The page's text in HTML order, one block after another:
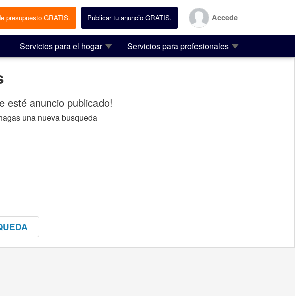
presupuesto GRATIS. Publicar tu anuncio GRATIS. Accede
Servicios para el hogar Servicios para profesionales
esté anuncio publicado!
una nueva busqueda